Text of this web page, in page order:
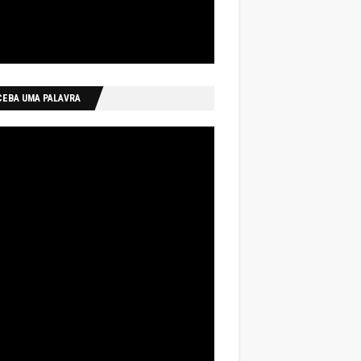
UMA PALAVRA